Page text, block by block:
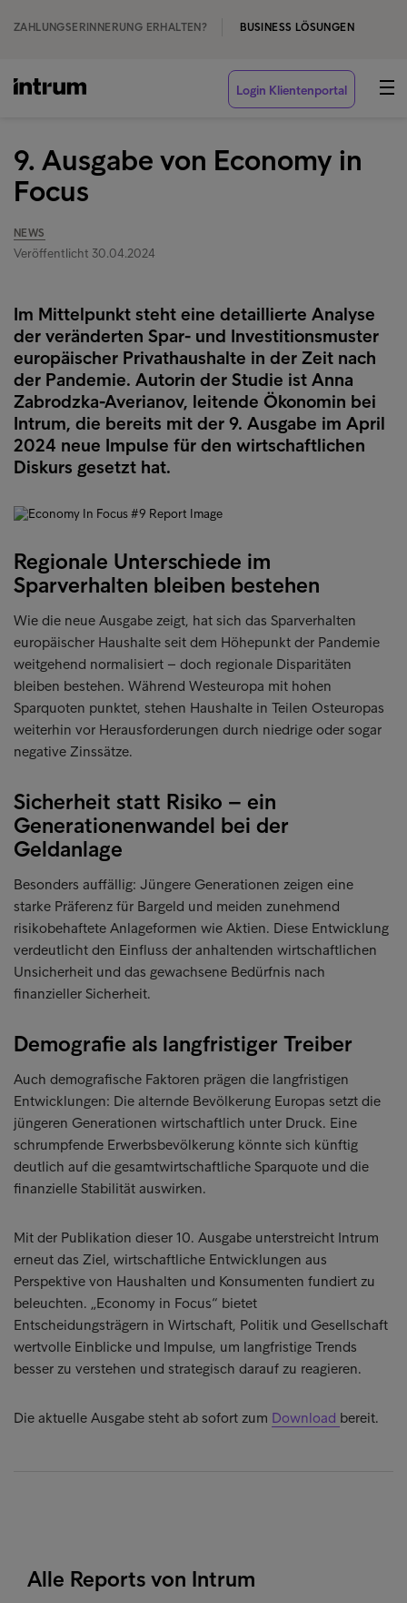
ZAHLUNGSERINNERUNG ERHALTEN? BUSINESS LÖSUNGEN
Login Klientenportal
9. Ausgabe von Economy in
Focus
NEWS
Veröffentlicht 30.04.2024
Im Mittelpunkt steht eine detaillierte Analyse
der veränderten Spar- und Investitionsmuster
europäischer Privathaushalte in der Zeit nach
der Pandemie. Autorin der Studie ist Anna
Zabrodzka-Averianov, leitende Ökonomin bei
Intrum, die bereits mit der 9. Ausgabe im April
2024 neue Impulse für den wirtschaftlichen
Diskurs gesetzt hat.
Regionale Unterschiede im
Sparverhalten bleiben bestehen
Wie die neue Ausgabe zeigt, hat sich das Sparverhalten
europäischer Haushalte seit dem Höhepunkt der Pandemie
weitgehend normalisiert – doch regionale Disparitäten
bleiben bestehen. Während Westeuropa mit hohen
Sparquoten punktet, stehen Haushalte in Teilen Osteuropas
weiterhin vor Herausforderungen durch niedrige oder sogar
negative Zinssätze.
Sicherheit statt Risiko – ein
Generationenwandel bei der
Geldanlage
Besonders auffällig: Jüngere Generationen zeigen eine
starke Präferenz für Bargeld und meiden zunehmend
risikobehaftete Anlageformen wie Aktien. Diese Entwicklung
verdeutlicht den Einfluss der anhaltenden wirtschaftlichen
Unsicherheit und das gewachsene Bedürfnis nach
finanzieller Sicherheit.
Demografie als langfristiger Treiber
Auch demografische Faktoren prägen die langfristigen
Entwicklungen: Die alternde Bevölkerung Europas setzt die
jüngeren Generationen wirtschaftlich unter Druck. Eine
schrumpfende Erwerbsbevölkerung könnte sich künftig
deutlich auf die gesamtwirtschaftliche Sparquote und die
finanzielle Stabilität auswirken.
Mit der Publikation dieser 10. Ausgabe unterstreicht Intrum
erneut das Ziel, wirtschaftliche Entwicklungen aus
Perspektive von Haushalten und Konsumenten fundiert zu
beleuchten. „Economy in Focus“ bietet
Entscheidungsträgern in Wirtschaft, Politik und Gesellschaft
wertvolle Einblicke und Impulse, um langfristige Trends
besser zu verstehen und strategisch darauf zu reagieren.
Die aktuelle Ausgabe steht ab sofort zum Download bereit.
Alle Reports von Intrum